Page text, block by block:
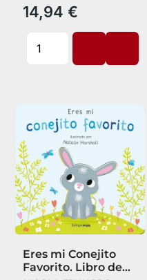
14,94 €
Eres mi Conejito
Favorito. Libro de